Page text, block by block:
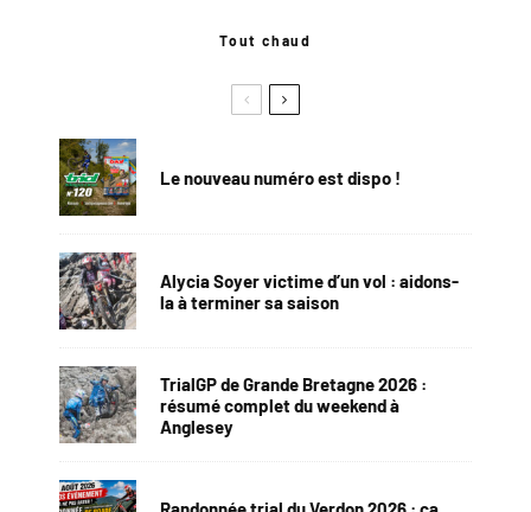
Tout chaud
Le nouveau numéro est dispo !
Alycia Soyer victime d’un vol : aidons-
la à terminer sa saison
TrialGP de Grande Bretagne 2026 :
résumé complet du weekend à
Anglesey